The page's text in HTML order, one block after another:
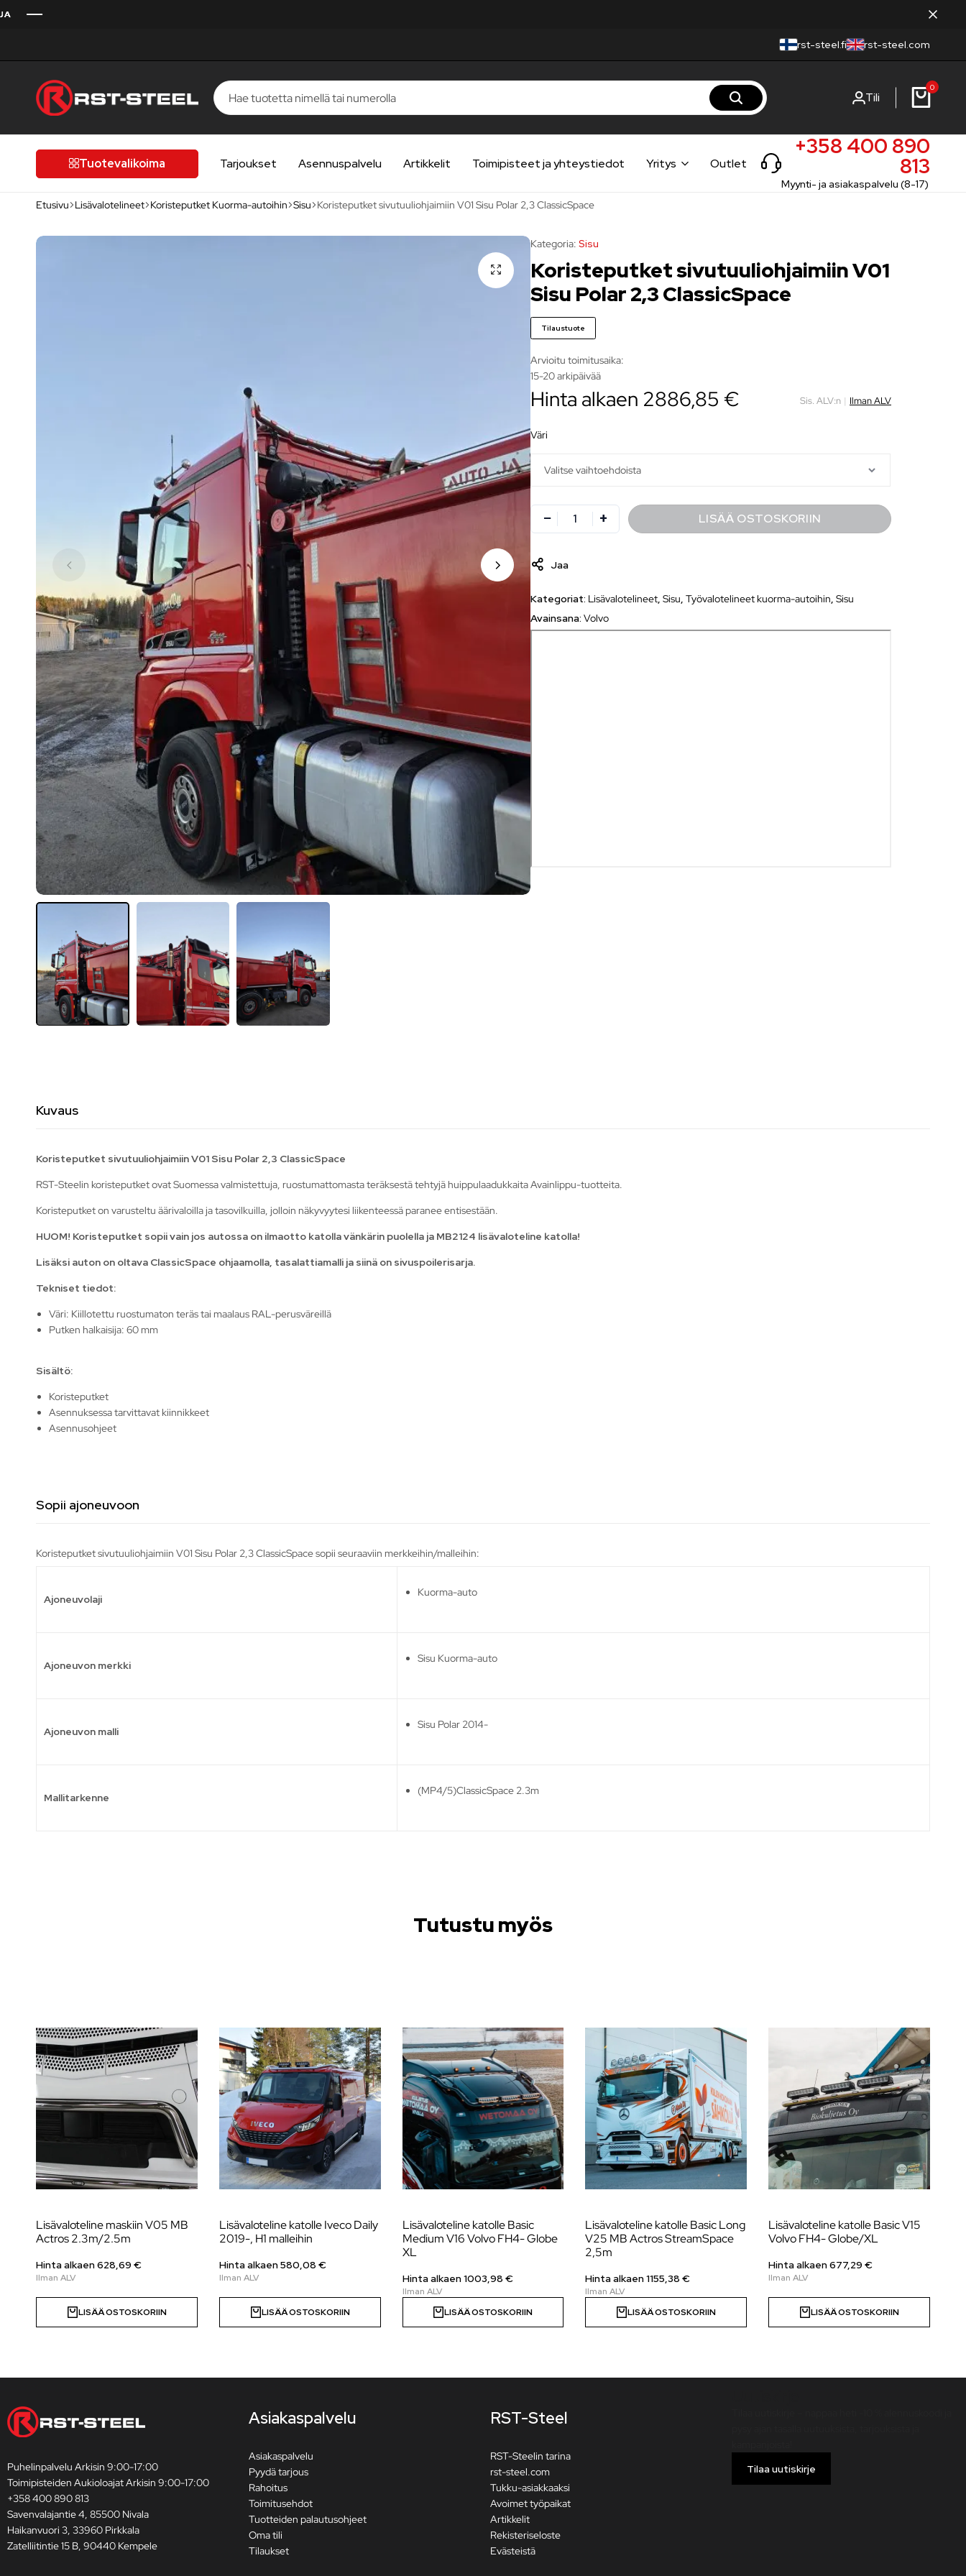
rst-steel.fi rst-steel.com
laatutietoiselle
autoilijalle
Tili
0
Tuotevalikoima Tarjoukset Asennuspalvelu Artikkelit Toimipisteet ja yhteystiedot Yritys Outlet
+358 400 890
813
Myynti- ja asiakaspalvelu (8-17)
Etusivu Lisävalotelineet Koristeputket Kuorma-autoihin Sisu Koristeputket sivutuuliohjaimiin V01 Sisu Polar 2,3 ClassicSpace
Kategoria: Sisu
Koristeputket sivutuuliohjaimiin V01
Sisu Polar 2,3 ClassicSpace
Tilaustuote
Arvioitu toimitusaika:
15-20 arkipäivää
Hinta alkaen 2886,85 € Sis. ALV:n | Ilman ALV
väri
LISÄÄ OSTOSKORIIN
Jaa
Kategoriat: Lisävalotelineet ,Sisu ,Työvalotelineet kuorma-autoihin ,Sisu
Avainsana:Volvo
Kuvaus
Koristeputket sivutuuliohjaimiin V01 Sisu Polar 2,3 ClassicSpace
RST-Steelin koristeputket ovat Suomessa valmistettuja, ruostumattomasta teräksestä tehtyjä huippulaadukkaita Avainlippu-tuotteita.
Koristeputket on varusteltu äärivaloilla ja tasovilkuilla, jolloin näkyvyytesi liikenteessä paranee entisestään.
HUOM! Koristeputket sopii vain jos autossa on ilmaotto katolla vänkärin puolella ja MB2124 lisävaloteline katolla!
Lisäksi auton on oltava ClassicSpace ohjaamolla, tasalattiamalli ja siinä on sivuspoilerisarja.
Tekniset tiedot:
Väri: Kiillotettu ruostumaton teräs tai maalaus RAL-perusväreillä
Putken halkaisija: 60 mm
Sisältö:
Koristeputket
Asennuksessa tarvittavat kiinnikkeet
Asennusohjeet
Sopii ajoneuvoon
Koristeputket sivutuuliohjaimiin V01 Sisu Polar 2,3 ClassicSpace sopii seuraaviin merkkeihin/malleihin:
Ajoneuvolaji
Kuorma-auto
Ajoneuvon merkki
Sisu Kuorma-auto
Ajoneuvon malli
Sisu Polar 2014-
Mallitarkenne
(MP4/5)ClassicSpace 2.3m
Tutustu myös
Lisävaloteline maskiin V05 MB
Actros 2.3m/2.5m
Hinta alkaen628,69 €
LISÄÄ OSTOSKORIIN
Lisävaloteline katolle Iveco Daily
2019-, H1 malleihin
Hinta alkaen580,08 €
LISÄÄ OSTOSKORIIN
Lisävaloteline katolle Basic
Medium V16 Volvo FH4- Globe
XL
Hinta alkaen1003,98 €
LISÄÄ OSTOSKORIIN
Lisävaloteline katolle Basic Long
V25 MB Actros StreamSpace
2,5m
Hinta alkaen1155,38€
LISÄÄ OSTOSKORIIN
Lisävaloteline katolle Basic V15
Volvo FH4- Globe/XL
Hinta alkaen677,29€
LISÄÄ OSTOSKORIIN
Puhelinpalvelu Arkisin 9:00-17:00
Toimipisteiden Aukioloajat Arkisin 9:00-17:00
+358 400 890 813
Savenvalajantie 4, 85500 Nivala
Haikanvuori 3, 33960 Pirkkala
Zatelliitintie 15 B, 90440 Kempele
Asiakaspalvelu
Asiakaspalvelu
Pyydä tarjous
Rahoitus
Toimitusehdot
Tuotteiden palautusohjeet
Oma tili
Tilaukset
RST-Steel
RST-Steelin tarina
rst-steel.com
Tukku-asiakkaaksi
Avoimet työpaikat
Artikkelit
Rekisteriseloste
Evästeistä
Tilaa uutiskirje